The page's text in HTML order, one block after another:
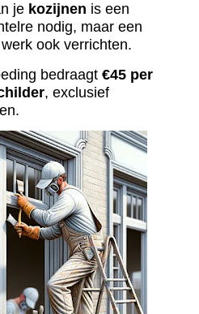
je kozijnen is een
nodig, maar een
ook verrichten.
bedraagt €45 per
, exclusief